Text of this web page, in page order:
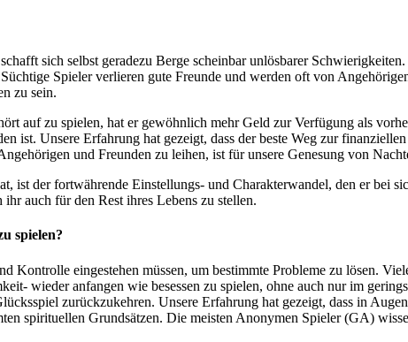
sich selbst geradezu Berge scheinbar unlösbarer
Spieler verlieren gute Freunde und werden oft von
zu sein.
auf zu spielen, hat er gewöhnlich mehr Geld zur Verfügung als
ist. Unsere Erfahrung hat gezeigt, dass der beste Weg zur
und Freunden zu leihen, ist für unsere Genesung von
ist der fortwährende Einstellungs- und Charakterwandel, den er bei
auch für den Rest ihres Lebens zu stellen.
spielen?
eingestehen müssen, um bestimmte Probleme zu lösen.
wieder anfangen wie besessen zu spielen, ohne auch nur im
zurückzukehren. Unsere Erfahrung hat gezeigt, dass in
spirituellen Grundsätzen. Die meisten Anonymen Spieler (GA)